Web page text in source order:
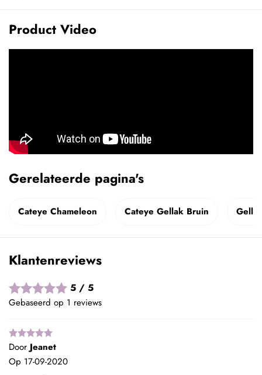
Product Video
Gerelateerde pagina's
Cateye Chameleon Cateye Gellak Bruin
Klantenreviews
5 / 5
Gebaseerd op 1 reviews
Door Jeanet
Op 17-09-2020